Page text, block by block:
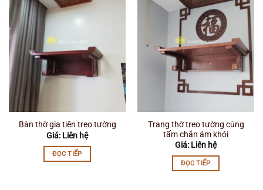
Bàn thờ gia tiên treo tường
Giá: Liên hệ
ĐỌC TIẾP
Trang thờ treo tường cùng
tấm chắn ám khói
Giá: Liên hệ
ĐỌC TIẾP